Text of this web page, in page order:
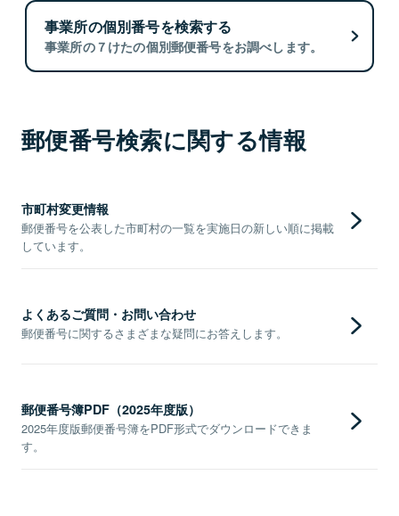
事業所の個別番号を検索する
事業所の７けたの個別郵便番号をお調べします。
郵便番号検索に関する情報
市町村変更情報
郵便番号を公表した市町村の一覧を実施日の新しい順に掲載
しています。
よくあるご質問・お問い合わせ
郵便番号に関するさまざまな疑問にお答えします。
郵便番号簿PDF（2025年度版）
2025年度版郵便番号簿をPDF形式でダウンロードできま
す。